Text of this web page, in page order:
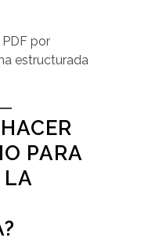
por
estructurada
PARA
LA